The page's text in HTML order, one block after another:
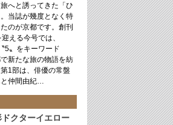
へと誘ってきた「ひ
当誌が幾度となく特
のが京都です。創刊
える今号では、
5〟をキーワード
新たな旅の物語を紡
1部は、俳優の常盤
仲間由紀…
クターイエロー